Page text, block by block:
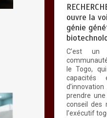
ouvre la
génie
C’est
le Togo,
capacités
prendre
conseil des
l’exécutif